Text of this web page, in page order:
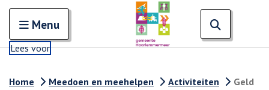
Open en sluit het
Menu
Lees voor
Home Meedoen en meehelpen Activiteiten
Geld